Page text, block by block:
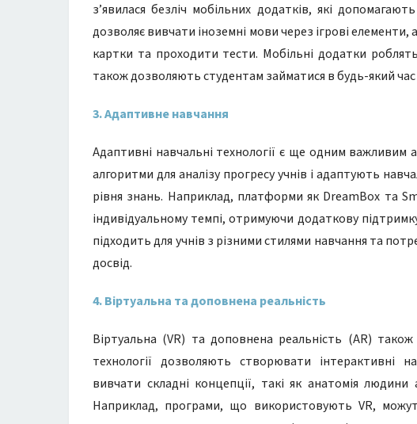
з’явилася безліч мобільних додатків, які
дозволяє вивчати іноземні мови через ігрові
картки та проходити тести. Мобільні додатки
також дозволяють студентам займатися в будь-який час
3. Адаптивне навчання
Адаптивні навчальні технології є ще одним
алгоритми для аналізу прогресу учнів і адаптують
рівня знань. Наприклад, платформи як DreamBox та
індивідуальному темпі, отримуючи додаткову
підходить для учнів з різними стилями навчання та
досвід.
4. Віртуальна та доповнена реальність
Віртуальна (VR) та доповнена реальність (AR)
технології дозволяють створювати інтерактивні
вивчати складні концепції, такі як анатомія
Наприклад, програми, що використовують VR,